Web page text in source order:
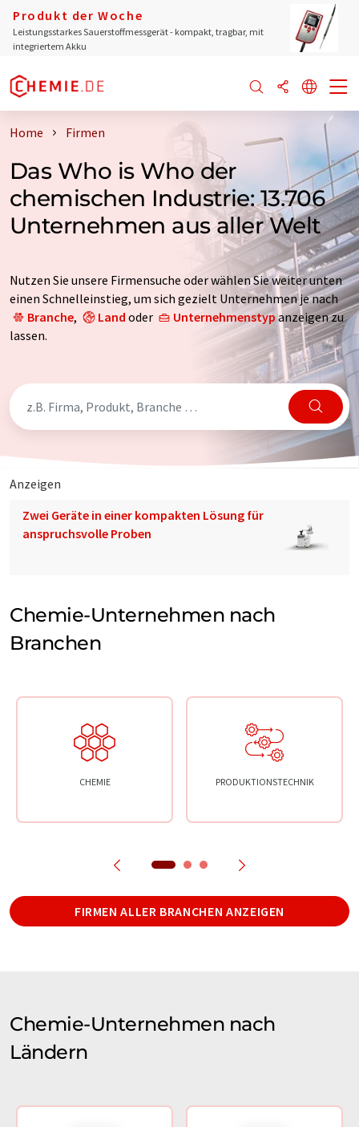
Produkt der Woche
Leistungsstarkes Sauerstoffmessgerät - kompakt, tragbar, mit
integriertem Akku
Home Firmen
Das Who is Who der
chemischen Industrie: 13.706
Unternehmen aus aller Welt
Nutzen Sie unsere Firmensuche oder wählen Sie weiter unten
einen Schnelleinstieg, um sich gezielt Unternehmen je nach
Branche, Land oder Unternehmenstypanzeigen zu
lassen.
Anzeigen
Zwei Geräte in einer kompakten Lösung für
anspruchsvolle Proben
Chemie-Unternehmen nach
Branchen
CHEMIE PRODUKTIONSTECHNIK
FIRMEN ALLER BRANCHEN ANZEIGEN
Chemie-Unternehmen nach
Ländern